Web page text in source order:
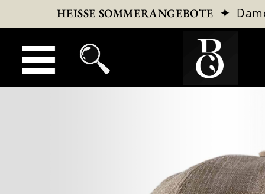
HEISSE SOMMERANGEBOTE ✦